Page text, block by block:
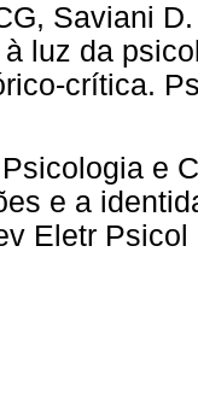
Saviani
luz da
crítica.
e
e a
Eletr